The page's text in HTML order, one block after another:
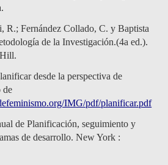
R.; Fernández Collado, C. y Baptista
de la Investigación.(4a ed.).
desde la perspectiva de
de
IMG/pdf/planificar.pdf
de Planificación, seguimiento y
de desarrollo. New York :